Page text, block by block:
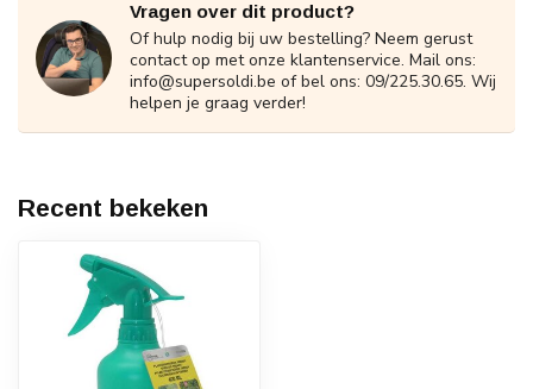
Vragen over dit product?
Of hulp nodig bij uw bestelling? Neem gerust
contact op met onze klantenservice. Mail ons:
info@supersoldi.be of bel ons: 09/225.30.65. Wij
helpen je graag verder!
Recent bekeken